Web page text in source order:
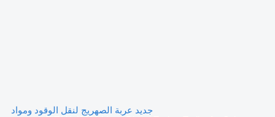
جديد عربة الصهريج لنقل الوقود ومواد